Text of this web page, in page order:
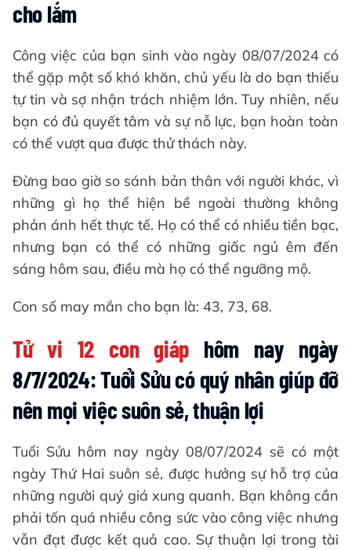
cho lắm
Công việc của bạn sinh vào ngày 08/07/2024 có
thể gặp một số khó khăn, chủ yếu là do bạn thiếu
tự tin và sợ nhận trách nhiệm lớn. Tuy nhiên, nếu
bạn có đủ quyết tâm và sự nỗ lực, bạn hoàn toàn
có thể vượt qua được thử thách này.
Đừng bao giờ so sánh bản thân với người khác, vì
những gì họ thể hiện bề ngoài thường không
phản ánh hết thực tế. Họ có thể có nhiều tiền bạc,
nhưng bạn có thể có những giấc ngủ êm đến
sáng hôm sau, điều mà họ có thể ngưỡng mộ.
Con số may mắn cho bạn là: 43, 73, 68.
Tử vi 12 con giáp hôm nay ngày
8/7/2024: Tuổi Sửu có quý nhân giúp đỡ
nên mọi việc suôn sẻ, thuận lợi
Tuổi Sửu hôm nay ngày 08/07/2024 sẽ có một
ngày Thứ Hai suôn sẻ, được hưởng sự hỗ trợ của
những người quý giá xung quanh. Bạn không cần
phải tốn quá nhiều công sức vào công việc nhưng
vẫn đạt được kết quả cao. Sự thuận lợi trong tài